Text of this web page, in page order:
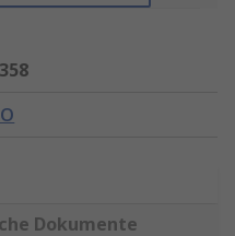
Dokumente